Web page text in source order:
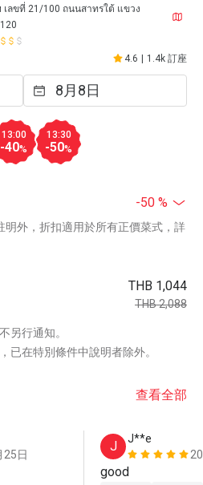
เลขที่ 21/100 ถนนสาทรใต้ แขวง
4.6 1.4k 訂座
13:00
-40%
13:30
-50%
-50 %
明外，折扣適用於所有正價菜式，詳
THB 1,044
THB 2,088
另行通知。
已在特別條件中說明者除外。
查看全部
25日
J
J**e
good